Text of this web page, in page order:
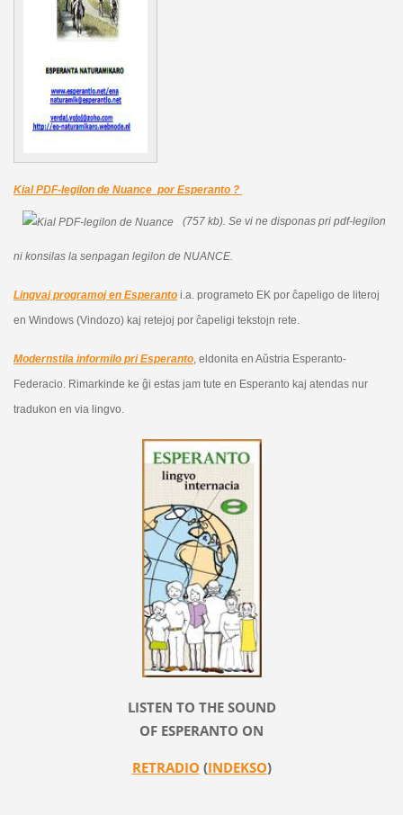
Kial PDF-legilon de Nuance por Esperanto ?
(757 kb). Se vi ne disponas pri pdf-legilon
ni konsilas la senpagan legilon de NUANCE.
Lingvaj programoj en Esperantoi.a. programeto EK por ĉapeligo de literoj
en Windows (Vindozo) kaj retejoj por ĉapeligi tekstojn rete.
Modernstila informilo pri Esperanto, eldonita en Aŭstria Esperanto-
Federacio. Rimarkinde ke ĝi estas jam tute en Esperanto kaj atendas nur
tradukon en via lingvo.
LISTEN TO THE SOUND
OF ESPERANTO ON
RETRADIO (INDEKSO)